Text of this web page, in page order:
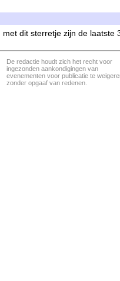
dit sterretje zijn de laatste
De redactie houdt zich het recht voor
ingezonden aankondigingen van
evenementen voor publicatie te
zonder opgaaf van redenen.